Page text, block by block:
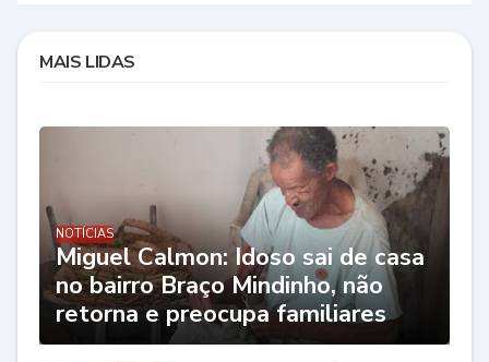
MAIS LIDAS
NOTÍCIAS
Miguel Calmon: Idoso sai de casa
no bairro Braço Mindinho, não
retorna e preocupa familiares